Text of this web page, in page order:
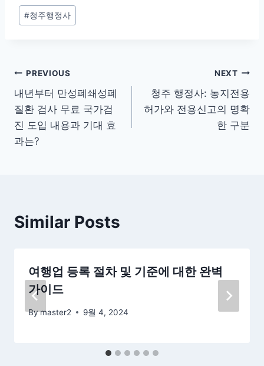
Post
Tags:
#청주행정사
글
탐
색
PREVIOUS
내년부터 만성폐쇄성폐
질환 검사 무료 국가검
진 도입 내용과 기대 효
과는?
NEXT
청주 행정사: 농지전용
허가와 전용신고의 명확
한 구분
Similar Posts
여행업 등록 절차 및 기준에 대한 완벽
가이드
Bymaster2 9월 4, 2024